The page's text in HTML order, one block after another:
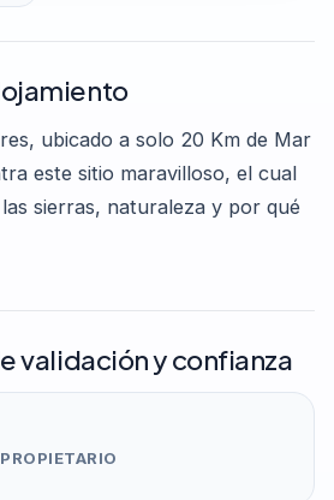
ubicado a solo 20 Km de Mar
este sitio maravilloso, el cual
sierras, naturaleza y por qué
validación y confianza